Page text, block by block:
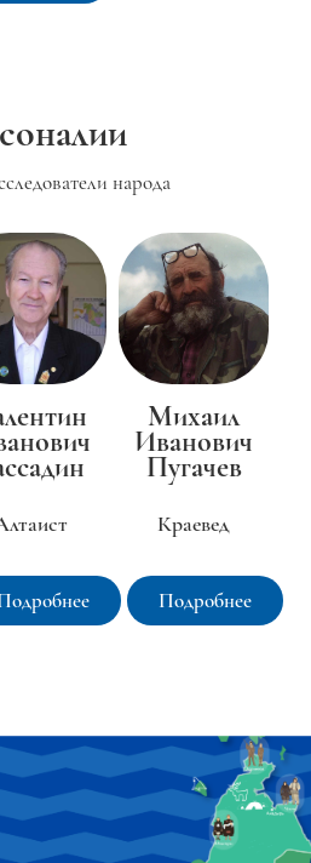
народа
Михаил
Иванович
Пугачев
Краевед
Подробнее